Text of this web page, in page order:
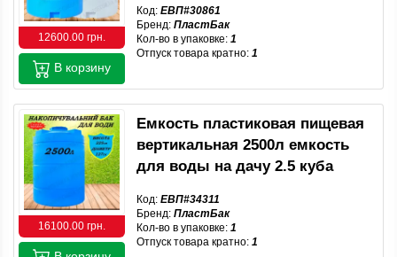
12600.00 грн.
Код: ЕВП#30861
Бренд: ПластБак
Кол-во в упаковке: 1
Отпуск товара кратно: 1
В корзину
16100.00 грн.
Емкость пластиковая пищевая
вертикальная 2500л емкость
для воды на дачу 2.5 куба
Код: ЕВП#34311
Бренд: ПластБак
Кол-во в упаковке: 1
Отпуск товара кратно: 1